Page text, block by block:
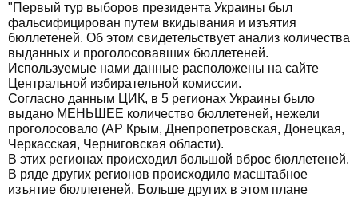
"Первый тур выборов президента Украины был
фальсифицирован путем вкидывания и изъятия
бюллетеней. Об этом свидетельствует анализ количества
выданных и проголосовавших бюллетеней.
Используемые нами данные расположены на сайте
Центральной избирательной комиссии.
Согласно данным ЦИК, в 5 регионах Украины было
выдано МЕНЬШЕЕ количество бюллетеней, нежели
проголосовало (АР Крым, Днепропетровская, Донецкая,
Черкасская, Черниговская области).
В этих регионах происходил большой вброс бюллетеней.
В ряде других регионов происходило масштабное
изъятие бюллетеней. Больше других в этом плане